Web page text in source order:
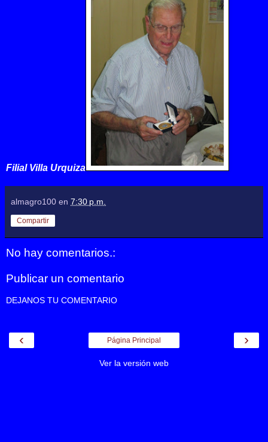
Filial Villa Urquiza
almagro100 en 7:30 p.m.
Compartir
No hay comentarios.:
Publicar un comentario
DEJANOS TU COMENTARIO
‹ ›
Página Principal
Ver la versión web